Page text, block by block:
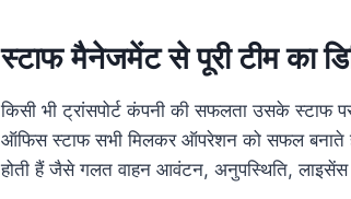
स्टाफ मैनेजमेंट से पूरी टीम का
किसी भी ट्रांसपोर्ट कंपनी की सफलता उसके स्टाफ
ऑफिस स्टाफ सभी मिलकर ऑपरेशन को सफल बनाते
होती हैं जैसे गलत वाहन आवंटन, अनुपस्थिति, लाइसेंस